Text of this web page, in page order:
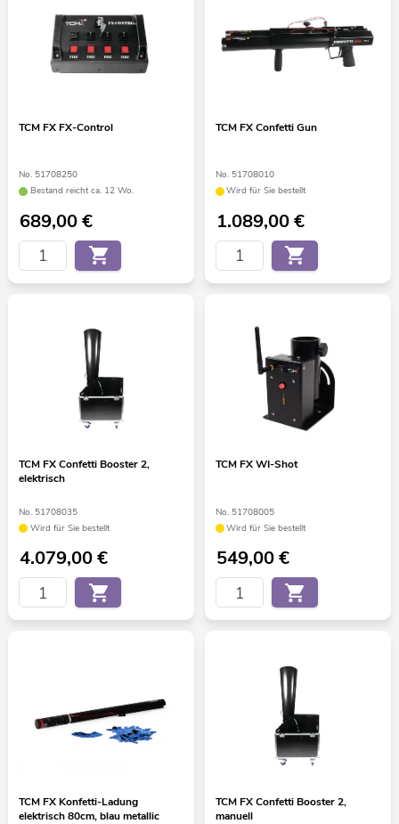
TCM FX FX-Control
No. 51708250
Bestand reicht ca. 12 Wo.
689,00€
TCM FX Confetti Gun
No. 51708010
Wird für Sie bestellt
1.089,00€
TCM FX Confetti Booster 2,
elektrisch
No. 51708035
Wird für Sie bestellt
4.079,00€
TCM FX WI-Shot
No. 51708005
Wird für Sie bestellt
549,00€
TCM FX Konfetti-Ladung
elektrisch 80cm, blau metallic
TCM FX Confetti Booster 2,
manuell